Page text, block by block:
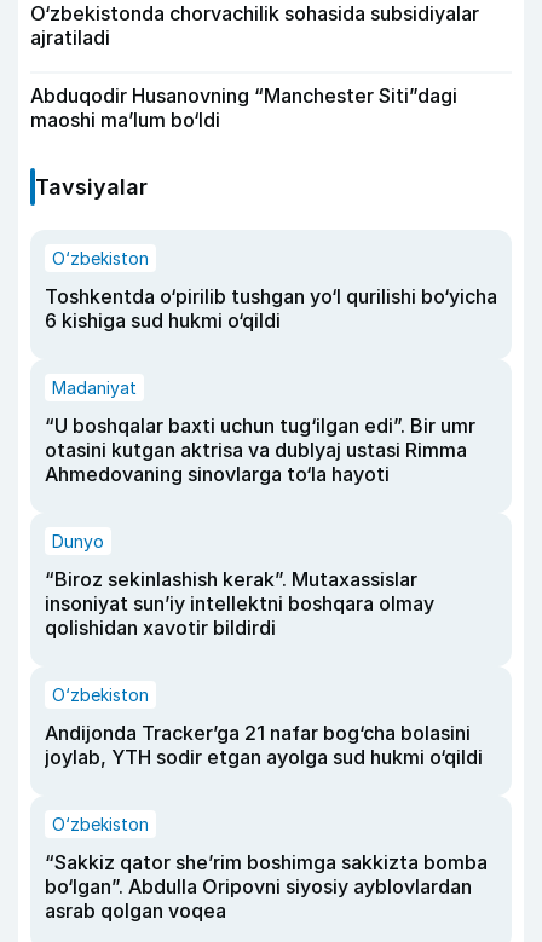
O‘zbekistonda chorvachilik sohasida subsidiyalar
ajratiladi
Abduqodir Husanovning “Manchester Siti”dagi
maoshi ma’lum bo‘ldi
Tavsiyalar
O‘zbekiston
Toshkentda o‘pirilib tushgan yo‘l qurilishi bo‘yicha
6 kishiga sud hukmi o‘qildi
Madaniyat
“U boshqalar baxti uchun tug‘ilgan edi”. Bir umr
otasini kutgan aktrisa va dublyaj ustasi Rimma
Ahmedovaning sinovlarga to‘la hayoti
Dunyo
“Biroz sekinlashish kerak”. Mutaxassislar
insoniyat sun’iy intellektni boshqara olmay
qolishidan xavotir bildirdi
O‘zbekiston
Andijonda Tracker’ga 21 nafar bog‘cha bolasini
joylab, YTH sodir etgan ayolga sud hukmi o‘qildi
O‘zbekiston
“Sakkiz qator she’rim boshimga sakkizta bomba
bo‘lgan”. Abdulla Oripovni siyosiy ayblovlardan
asrab qolgan voqea